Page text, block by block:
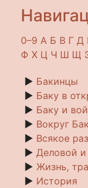
0–9 A Б В Г Д
Ф Х Ц Ч Ш Щ
► Бакинцы
► Баку в
► Баку и
► Вокруг
► Всякое
► Деловой
► Жизнь,
► История